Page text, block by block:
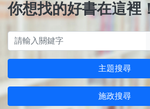
你想找的好書在這裡！
主題搜尋
施政搜尋